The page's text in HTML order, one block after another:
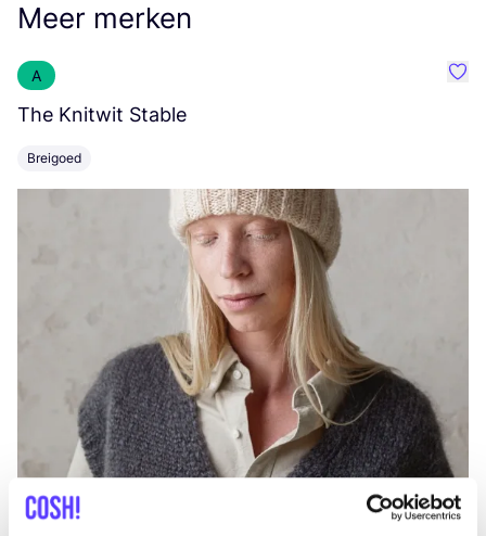
Meer merken
A
The Knitwit Stable
Breigoed